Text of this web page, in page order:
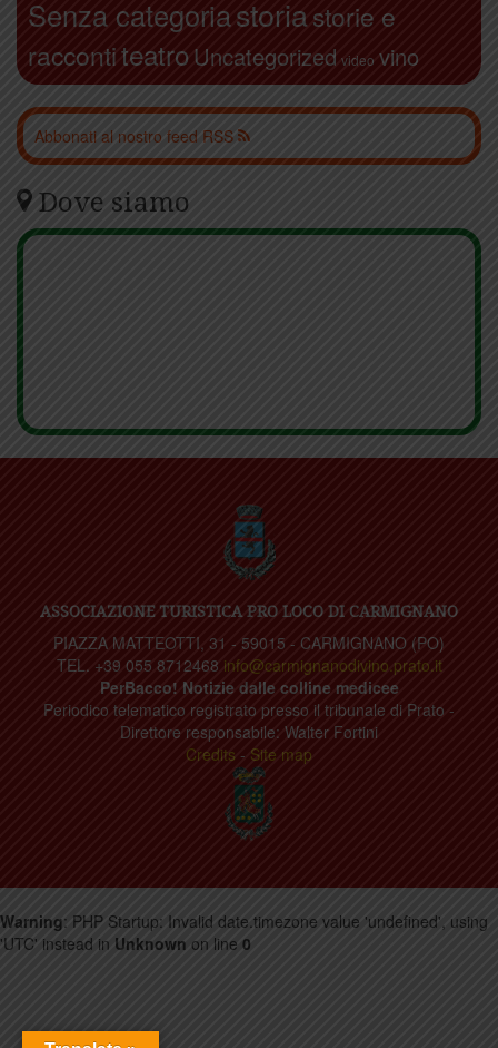
Senza categoriastoriastorie e
raccontiteatroUncategorized video vino
Abbonati al nostro feed RSS
Dove siamo
ASSOCIAZIONE TURISTICA PRO LOCO DI CARMIGNANO
PIAZZA MATTEOTTI, 31 - 59015 - CARMIGNANO (PO)
TEL. +39 055 8712468 info@carmignanodivino.prato.it
PerBacco! Notizie dalle colline medicee
Periodico telematico registrato presso il tribunale di Prato -
Direttore responsabile: Walter Fortini
Credits - Site map
Warning: PHP Startup: Invalid date.timezone value 'undefined', using
'UTC' instead in Unknown on line 0